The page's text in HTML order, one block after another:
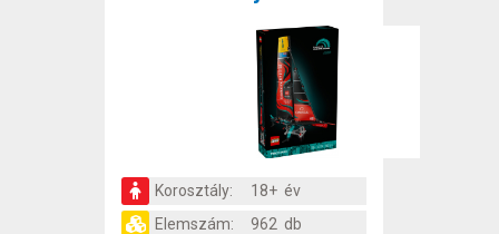
Korosztály:
18+ év
Elemszám:
962 db